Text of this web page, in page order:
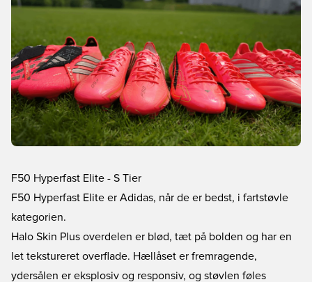
F50 Hyperfast Elite - S Tier
F50 Hyperfast Elite er Adidas, når de er bedst, i fartstøvle
kategorien.
Halo Skin Plus overdelen er blød, tæt på bolden og har en
let tekstureret overflade. Hællåset er fremragende,
ydersålen er eksplosiv og responsiv, og støvlen føles